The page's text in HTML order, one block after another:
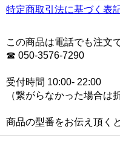
特定商取引法に基づく表
この商品は電話でも注文
☎ 050-3576-7290
受付時間 10:00- 22:00
（繋がらなかった場合は
商品の型番をお伝え頂く